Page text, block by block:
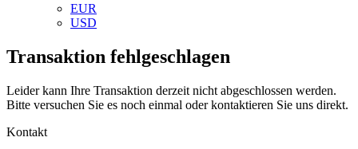
EUR
USD
Transaktion fehlgeschlagen
Leider kann Ihre Transaktion derzeit nicht abgeschlossen werden.
Bitte versuchen Sie es noch einmal oder kontaktieren Sie uns direkt.
Kontakt